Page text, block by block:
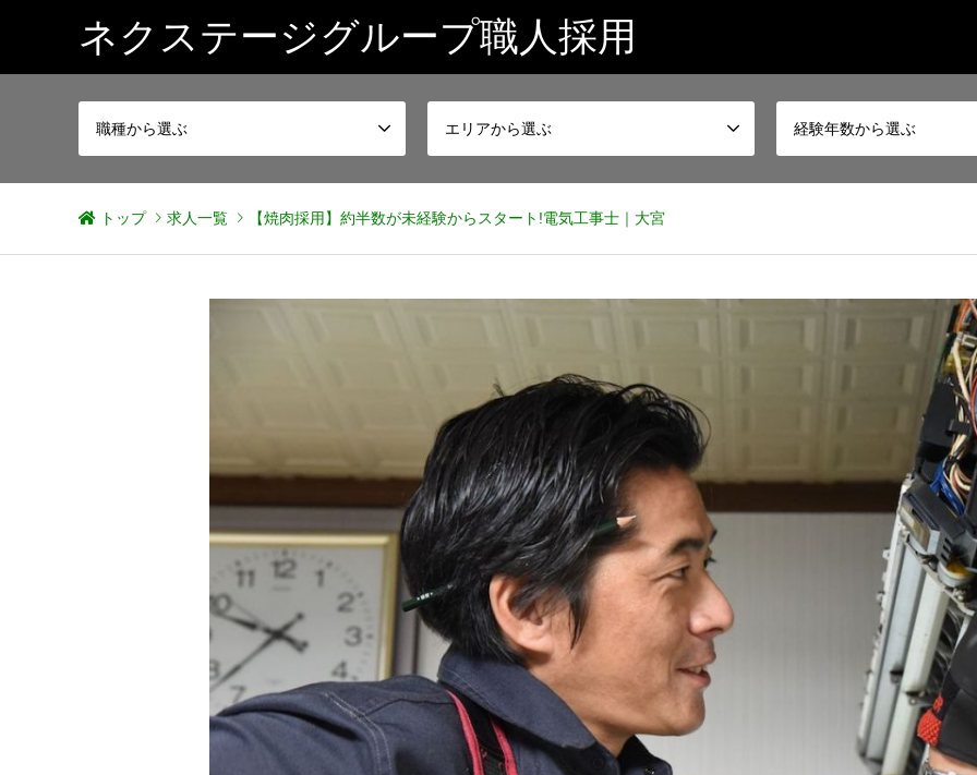
ネクステージグループ職人採用
職種から選ぶ エリアから選ぶ 経験年数から選ぶ
トップ 求人一覧 【焼肉採用】約半数が未経験からスタート!電気工事士｜大宮